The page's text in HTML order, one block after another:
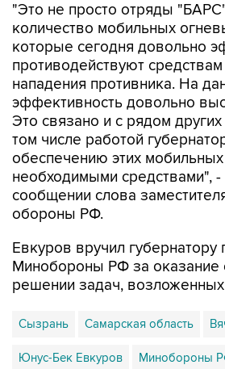
"Это не просто отряды
количество мобильных
которые сегодня довольно
противодействуют
нападения противника. На
эффективность довольно
Это связано и с рядом
том числе работой
обеспечению этих
необходимыми средствами", -
сообщении слова
обороны РФ.
Евкуров вручил губернатору
Минобороны РФ за оказание
решении задач,
Сызрань Самарская область
Юнус-Бек Евкуров Минобороны